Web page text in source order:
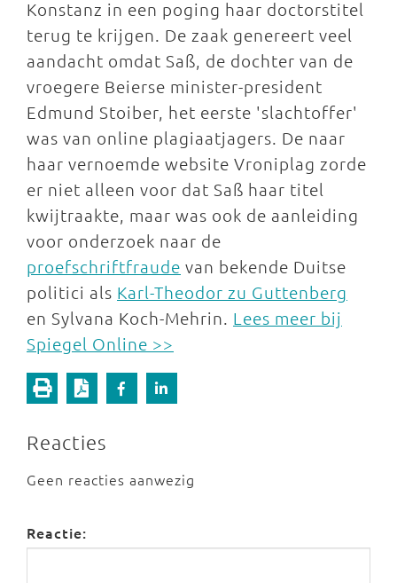
Konstanz in een poging haar doctorstitel
terug te krijgen. De zaak genereert veel
aandacht omdat Saß, de dochter van de
vroegere Beierse minister-president
Edmund Stoiber, het eerste 'slachtoffer'
was van online plagiaatjagers. De naar
haar vernoemde website Vroniplag zorde
er niet alleen voor dat Saß haar titel
kwijtraakte, maar was ook de aanleiding
voor onderzoek naar de
proefschriftfraude van bekende Duitse
politici als Karl-Theodor zu Guttenberg
en Sylvana Koch-Mehrin. Lees meer bij
Spiegel Online >>
Reacties
Geen reacties aanwezig
Reactie: